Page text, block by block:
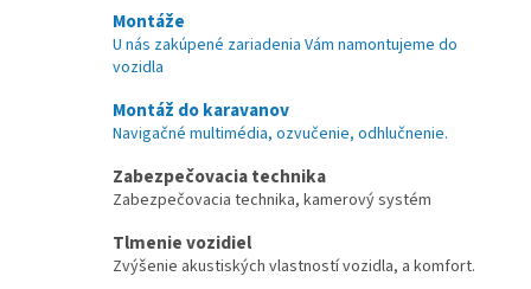
Montáže
U nás zakúpené zariadenia Vám namontujeme do
vozidla
Montáž do karavanov
Navigačné multimédia, ozvučenie, odhlučnenie.
Zabezpečovacia technika
Zabezpečovacia technika, kamerový systém
Tlmenie vozidiel
Zvýšenie akustiských vlastností vozidla, a komfort.